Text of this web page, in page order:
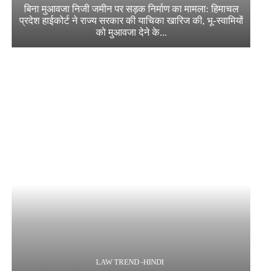
बिना मुआवजा निजी जमीन पर सड़क निर्माण का मामला: हिमाचल
प्रदेश हाईकोर्ट ने राज्य सरकार की याचिका खारिज की, भू-स्वामियों
को मुआवजा देने के...
LAW TREND -HINDI